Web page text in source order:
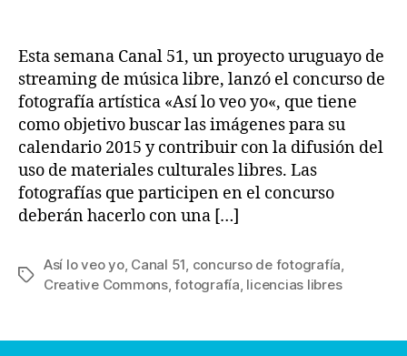
fotografía
artística
con
licencias
libres
Esta semana Canal 51, un proyecto uruguayo de
streaming de música libre, lanzó el concurso de
fotografía artística «Así lo veo yo«, que tiene
como objetivo buscar las imágenes para su
calendario 2015 y contribuir con la difusión del
uso de materiales culturales libres. Las
fotografías que participen en el concurso
deberán hacerlo con una […]
Etiquetas
Así lo veo yo, Canal 51, concurso de fotografía,
Creative Commons,fotografía, licencias libres